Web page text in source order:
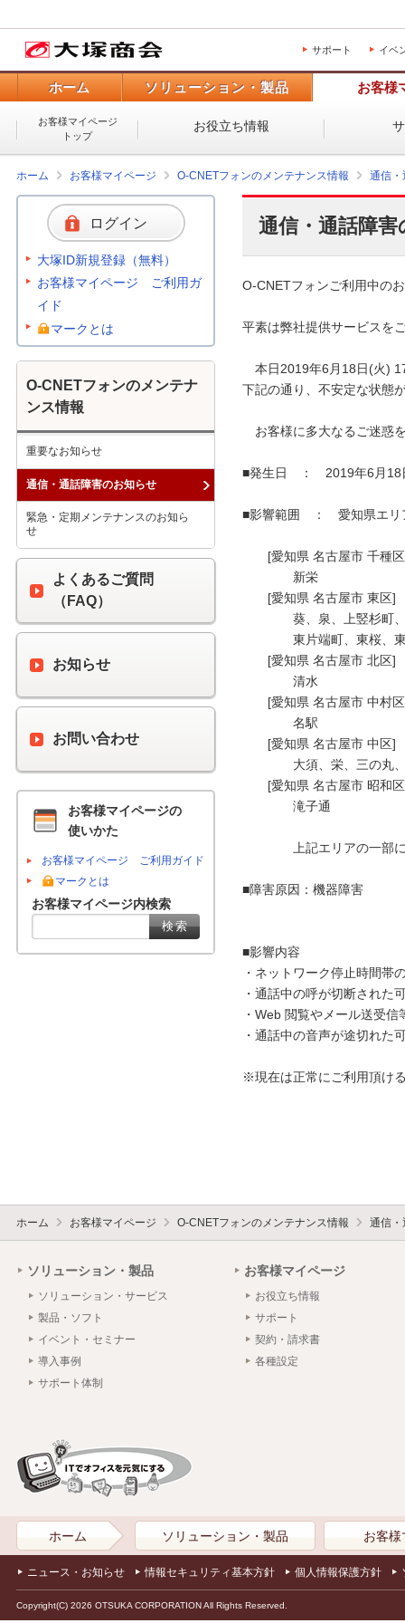
サポート イベ
ホーム ソリューション・製品 お客様
お客様マイページ
トップ
お役立ち情報
ホーム お客様マイページ O-CNETフォンのメンテナンス情報 通信・
通信・通話障
O-CNETフォンご利用中の
平素は弊社提供サービスを
本日2019年6月18日(火)
下記の通り、不安定な状態
お客様に多大なるご迷惑
■発生日　：　2019年6月
■影響範囲　：　愛知県エ
[愛知県 名古屋市 千種
新栄
[愛知県 名古屋市 東区]
葵、泉、上竪杉町、三
東片端町、東桜、東新
[愛知県 名古屋市 北区]
清水
[愛知県 名古屋市 中村
名駅
[愛知県 名古屋市 中区]
大須、栄、三の丸、新
[愛知県 名古屋市 昭和
滝子通
上記エリアの一部にお
■障害原因：機器障害
■影響内容
・ネットワーク停止時間帯
・通話中の呼が切断された
・Web 閲覧やメール送受
・通話中の音声が途切れた
※現在は正常にご利用頂け
ログイン
大塚ID新規登録（無料）
お客様マイページ ご利用ガ
イド
マークとは
O-CNETフォンのメンテナ
ンス情報
重要なお知らせ
通信・通話障害のお知らせ
緊急・定期メンテナンスのお知ら
せ
よくあるご質問
（FAQ）
お知らせ
お問い合わせ
お客様マイページの
使いかた
お客様マイページ ご利用ガイド
マークとは
お客様マイページ内検索
ホーム お客様マイページ O-CNETフォンのメンテナンス情報 通信・
ソリューション・製品
ソリューション・サービス
製品・ソフト
イベント・セミナー
導入事例
サポート体制
お客様マイページ
お役立ち情報
サポート
契約・請求書
各種設定
ホーム ソリューション・製品 お客様
ニュース・お知らせ 情報セキュリティ基本方針 個人情報保護方針
Copyright(C) 2026 OTSUKA CORPORATION All Rights Reserved.